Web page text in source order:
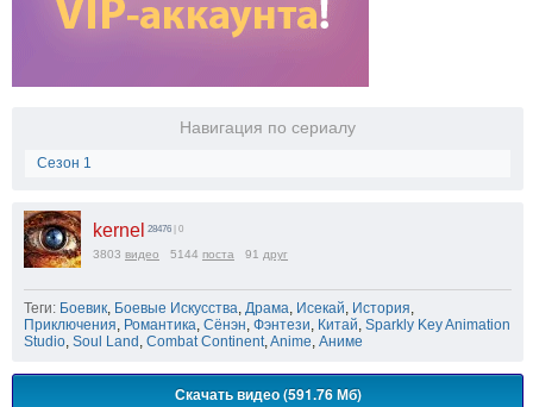
Навигация по сериалу
Сезон 1
kernel 28476 | 0
3803 видео 5144 поста 91 друг
Теги: Боевик Боевые Искусства Драма Исекай История
Приключения Романтика Сёнэн Фэнтези Китай Sparkly Key Animation
Studio Soul Land Combat Continent Anime Аниме
Скачать видео (591.76 Мб)